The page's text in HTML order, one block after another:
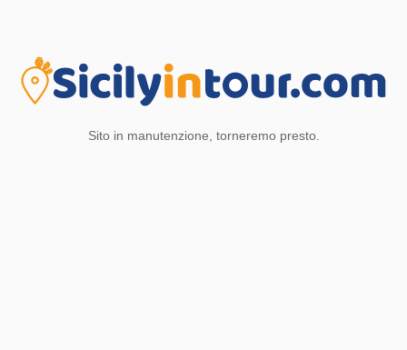
Sito in manutenzione, torneremo presto.